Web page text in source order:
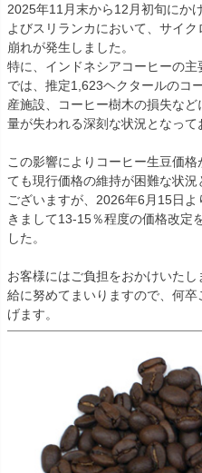
2025年11月末から12月初旬にか
よびスリランカにおいて、サイ
崩れが発生しました。
特に、インドネシアコーヒーの
では、推定1,623ヘクタールのコ
産施設、コーヒー樹木の損失な
量が失われる深刻な状況となって
この影響によりコーヒー生豆価
ても現行価格の維持が困難な状
ございますが、2026年6月15日
きまして13-15％程度の価格改定
した。
お客様にはご負担をおかけいた
給に努めてまいりますので、何
げます。